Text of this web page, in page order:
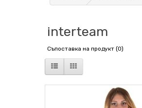
interteam
Съпоставка на продукт (0)